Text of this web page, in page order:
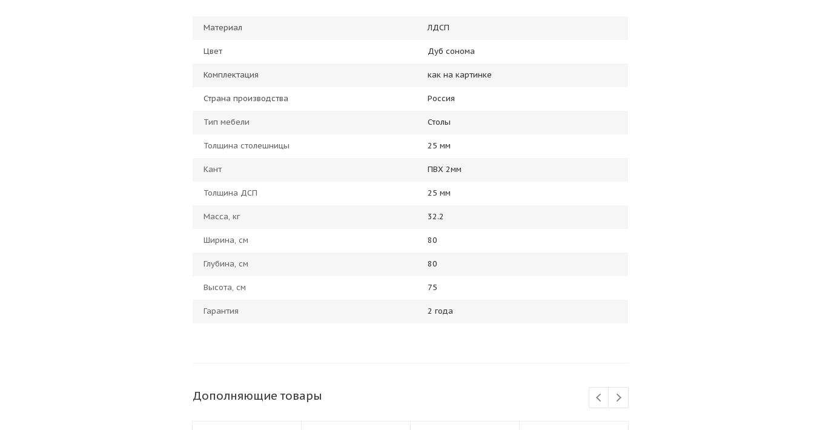
Материал ЛДСП
Цвет Дуб сонома
Комплектация как на картинке
Страна производства Россия
Тип мебели Столы
Толщина столешницы 25 мм
Кант ПВХ 2мм
Толщина ДСП 25 мм
Масса, кг 32.2
Ширина, см 80
Глубина, см 80
Высота, см 75
Гарантия 2 года
Дополняющие товары